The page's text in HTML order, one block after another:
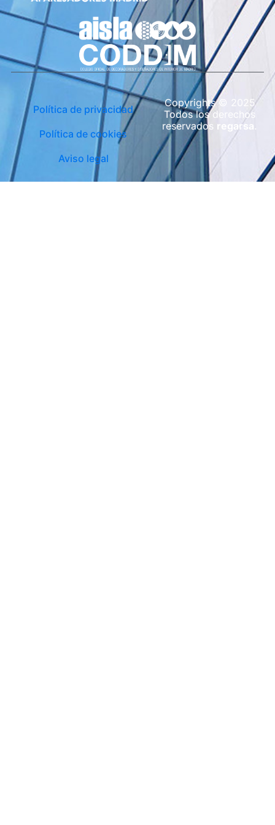
Política de privacidad
Política de cookies
Aviso legal
Copyrights © 2025
Todos los derechos
reservados regarsa .